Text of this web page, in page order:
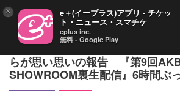
AKB48総選挙、1位の指原莉乃や
らが思い思いの報告 『第9回
SHOWROOM裏生配信』6時間ぶ
× e＋(イープラス)アプリ - チケッ
ト・ニュース・スマチケ
eplus inc.
無料 - Google Play